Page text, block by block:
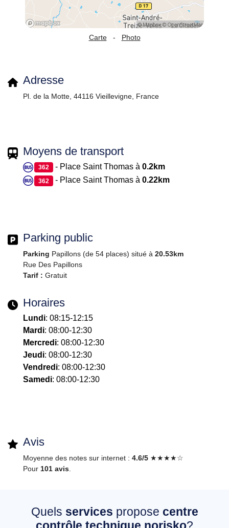
Carte - Photo
Adresse
Pl. de la Motte, 44116 Vieillevigne, France
Moyens de transport
362 - Place Saint Thomas à 0.2km
362 - Place Saint Thomas à 0.22km
Parking public
Parking Papillons (de 54 places) situé à 20.53km
Rue Des Papillons
Tarif : Gratuit
Horaires
Lundi: 08:15-12:15
Mardi: 08:00-12:30
Mercredi: 08:00-12:30
Jeudi: 08:00-12:30
Vendredi: 08:00-12:30
Samedi: 08:00-12:30
Avis
Moyenne des notes sur internet : 4.6/5 ★★★★☆
Pour 101 avis
Quels services propose centre